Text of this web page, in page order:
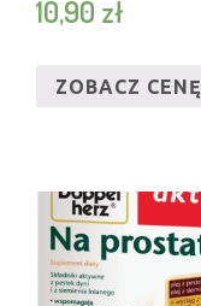
10,90 zł
ZOBACZ CENĘ